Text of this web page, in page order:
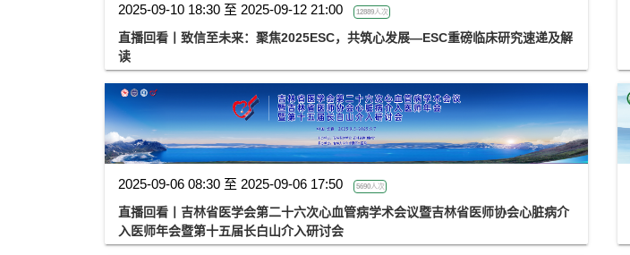
2025-09-10 18:30 至 2025-09-12 21:00 12889人次
直播回看丨致信至未来：聚焦2025ESC，共筑心发展—ESC重磅临床研究速递及解
读
2025-09-06 08:30 至 2025-09-06 17:50 5690人次
直播回看丨吉林省医学会第二十六次心血管病学术会议暨吉林省医师协会心脏病介
入医师年会暨第十五届长白山介入研讨会